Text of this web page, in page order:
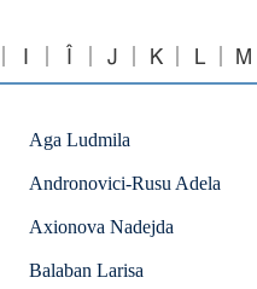
I Î J K L M
Aga Ludmila
Andronovici-Rusu Adela
Axionova Nadejda
Balaban Larisa